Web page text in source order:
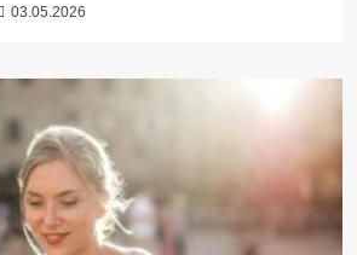
03.05.2026